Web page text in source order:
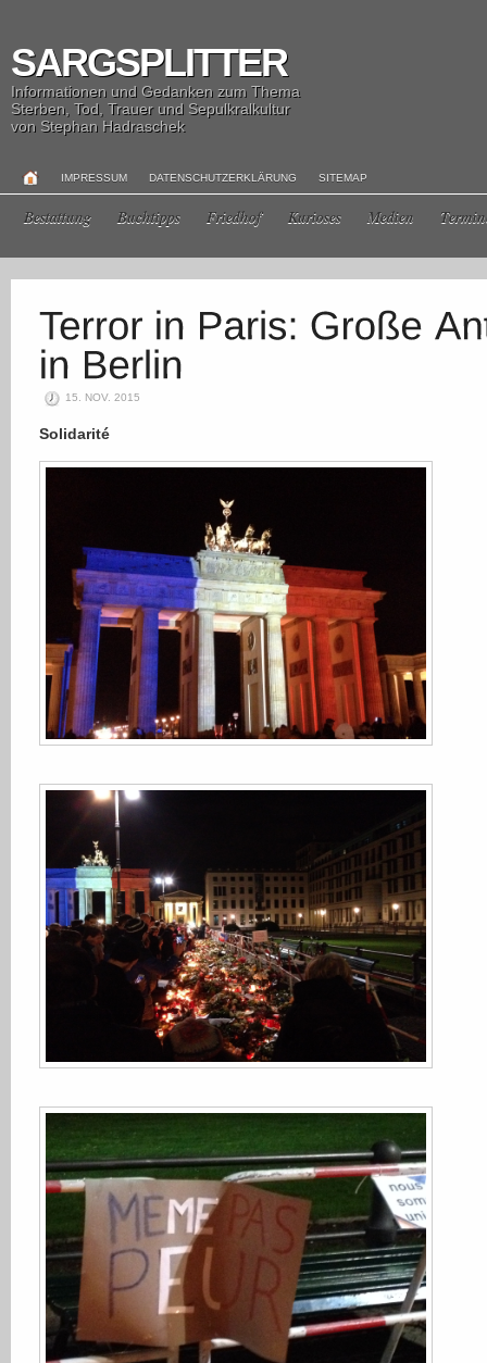
SARGSPLITTER
Informationen und Gedanken zum Thema
Sterben, Tod, Trauer und Sepulkralkultur
von Stephan Hadraschek
IMPRESSUM DATENSCHUTZERKLÄRUNG SITEMAP
Bestattung Buchtipps Friedhof Kurioses Medien
15. NOV. 2015
Solidarité